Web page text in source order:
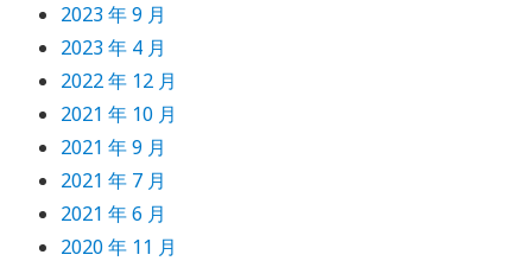
2023 年 9 月
2023 年 4 月
2022 年 12 月
2021 年 10 月
2021 年 9 月
2021 年 7 月
2021 年 6 月
2020 年 11 月